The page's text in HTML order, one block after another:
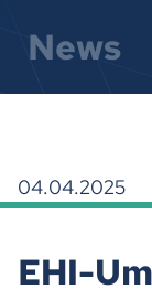
News
04.04.2025
EHI-